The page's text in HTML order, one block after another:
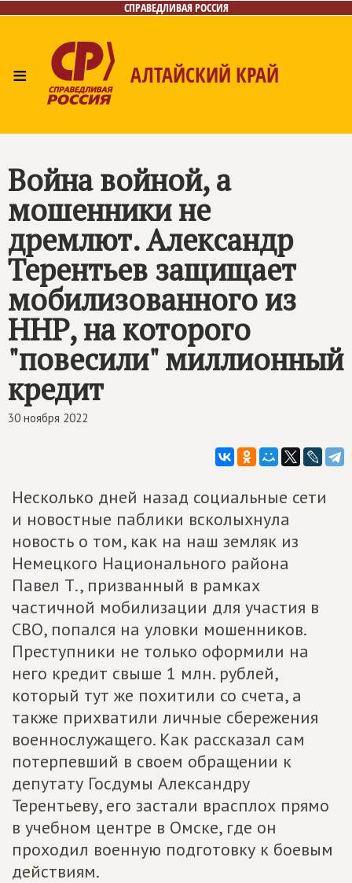
СПРАВЕДЛИВАЯ РОССИЯ
≡ АЛТАЙСКИЙ КРАЙ
Контакты
Война войной, а
мошенники не
дремлют. Александр
Терентьев защищает
мобилизованного из
ННР, на которого
"повесили" миллионный
кредит
30 ноября 2022
Несколько дней назад социальные сети
и новостные паблики всколыхнула
новость о том, как на наш земляк из
Немецкого Национального района
Павел Т., призванный в рамках
частичной мобилизации для участия в
СВО, попался на уловки мошенников.
Преступники не только оформили на
него кредит свыше 1 млн. рублей,
который тут же похитили со счета, а
также прихватили личные сбережения
военнослужащего. Как рассказал сам
потерпевший в своем обращении к
депутату Госдумы Александру
Терентьеву, его застали врасплох прямо
в учебном центре в Омске, где он
проходил военную подготовку к боевым
действиям.